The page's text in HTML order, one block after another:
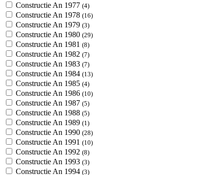
Constructie An 1977 (4)
Constructie An 1978 (16)
Constructie An 1979 (3)
Constructie An 1980 (29)
Constructie An 1981 (8)
Constructie An 1982 (7)
Constructie An 1983 (7)
Constructie An 1984 (13)
Constructie An 1985 (4)
Constructie An 1986 (10)
Constructie An 1987 (5)
Constructie An 1988 (5)
Constructie An 1989 (1)
Constructie An 1990 (28)
Constructie An 1991 (10)
Constructie An 1992 (8)
Constructie An 1993 (3)
Constructie An 1994 (3)